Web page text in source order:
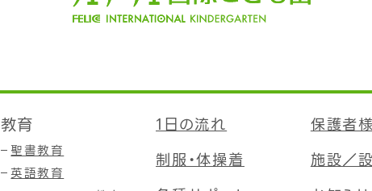
教育
聖書教育
英語教育
1日の流れ
制服・体操着
保護者
施設／